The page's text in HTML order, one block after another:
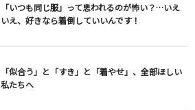
「いつも同じ服」って思われるのが怖い？…いえ
いえ、好きなら着倒していいんです！​
「似合う」と「すき」と「着やせ」、全部ほしい
私たちへ